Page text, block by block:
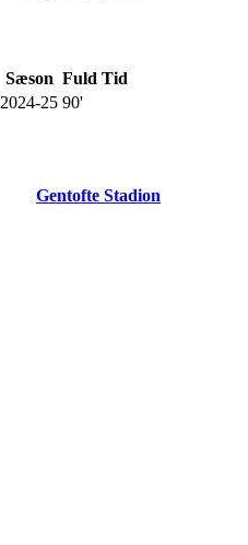
Sæson Fuld Tid
2024-25 90'
Gentofte Stadion